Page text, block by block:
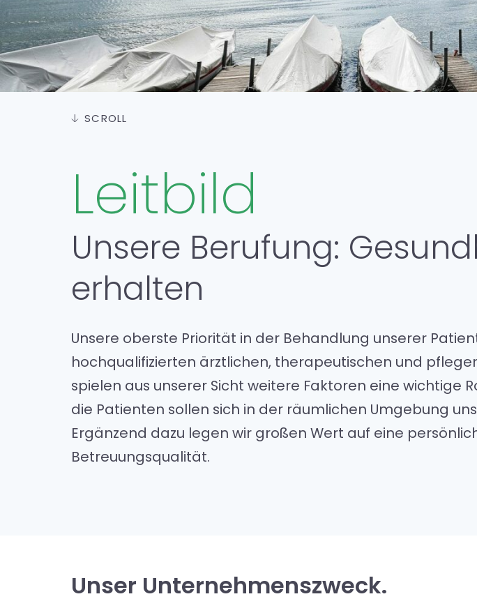
SCROLL
Leitbild
Unsere Berufung:
erhalten
Unsere oberste Priorität in der Behandlung unserer
hochqualifizierten ärztlichen, therapeutischen und
spielen aus unserer Sicht weitere Faktoren eine wichtige
die Patienten sollen sich in der räumlichen Umgebung
Ergänzend dazu legen wir großen Wert auf eine
Betreuungsqualität.
Unser Unternehmenszweck.